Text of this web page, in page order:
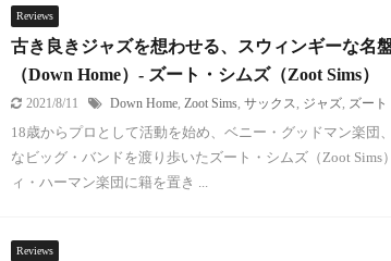
Reviews
古き良きジャズを想わせる、スウィンギーな名
（Down Home）- ズート・シムズ（Zoot Sims）
2021/8/11 Down Home Zoot Sims サックス ジャズ ズー
18歳からプロとして活動を始め、ベニー・グッドマン楽団
なビッグ・バンドを渡り歩いたズート・シムズ（Zoot Sims
ィ・ハーマン楽団に籍を置き ...
Reviews